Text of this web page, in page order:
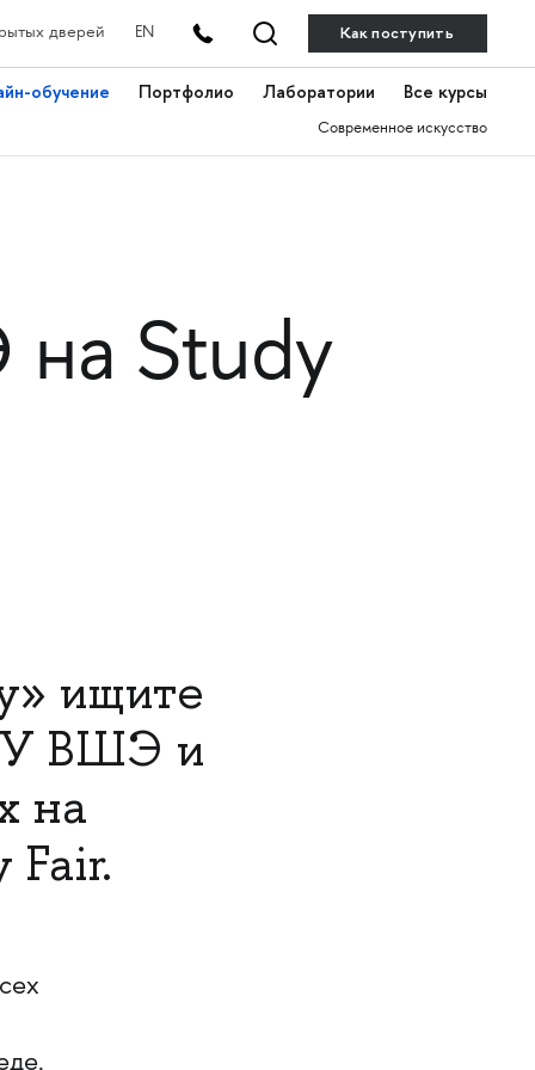
дверей EN Как поступить
обучение Портфолио Лаборатории Все курсы
Современное искусство
Study
ищите
ВШЭ и
на
Fair.